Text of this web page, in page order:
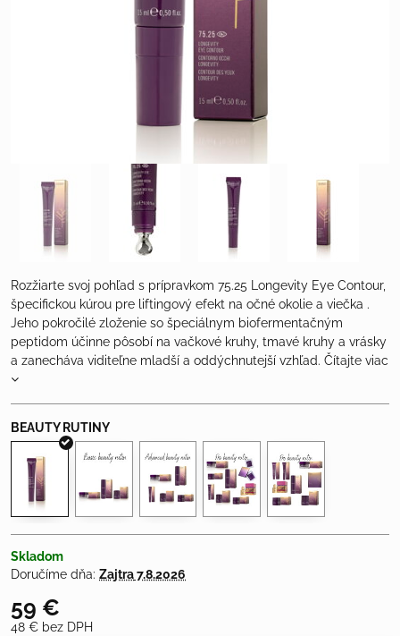
Rozžiarte svoj pohľad s prípravkom 75.25 Longevity Eye Contour,
špecifickou kúrou pre liftingový efekt na očné okolie a viečka .
Jeho pokročilé zloženie so špeciálnym biofermentačným
peptidom účinne pôsobí na vačkové kruhy, tmavé kruhy a vrásky
a zanecháva viditeľne mladší a oddýchnutejší vzhľad. Čítajte viac
Skladom
Doručíme dňa: Zajtra7.8.2026
59 €
48 € bez DPH